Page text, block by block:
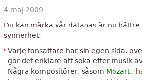
4 maj 2009
Du kan märka vår databas är nu bättre
synnerhet:
Varje tonsättare har sin egen sida,
gör det enklare att söka efter musik
Några kompositörer, såsom Mozart,